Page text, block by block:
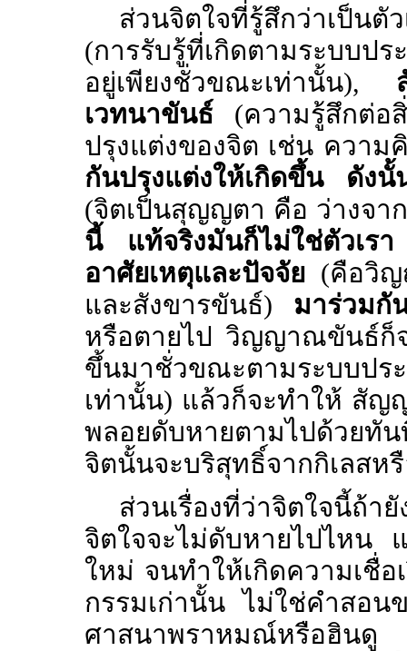
ส่วนจิตใจที่รู้สึกว่าเป็นตั
(การรับรู้ที่เกิดตามระบบป
อยู่เพียงชั่วขณะเท่านั้น),
เวทนาขันธ์ (ความรู้สึกต่อ
ปรุงแต่งของจิต เช่น ควา
กันปรุงแต่งให้เกิดขึ้น ดังนั้
(จิตเป็นสุญญตา คือ ว่างจา
นี้ แท้จริงมันก็ไม่ใช่ตัวเรา
อาศัยเหตุและปัจจัย(คือวิญ
และสังขารขันธ์) มาร่วมกั
หรือตายไป วิญญาณขันธ์ก็
ขึ้นมาชั่วขณะตามระบบปร
เท่านั้น) แล้วก็จะทำให้ สัญ
พลอยดับหายตามไปด้วย
จิตนั้นจะบริสุทธิ์จากกิเลสห
ส่วนเรื่องที่ว่าจิตใจนี้ถ้า
จิตใจจะไม่ดับหายไปไหน
ใหม่ จนทำให้เกิดความเชื่อ
กรรมเก่านั้น ไม่ใช่คำสอน
ศาสนาพราหมณ์หรือฮินดู